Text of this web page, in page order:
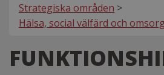
Strategiska områden >
Hälsa, social välfärd och omsorg